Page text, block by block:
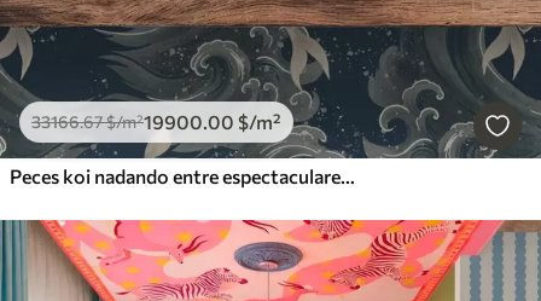
33166.67$/m²19900.00 $/m²
Peces koi nadando entre espectaculares olas oceánicas